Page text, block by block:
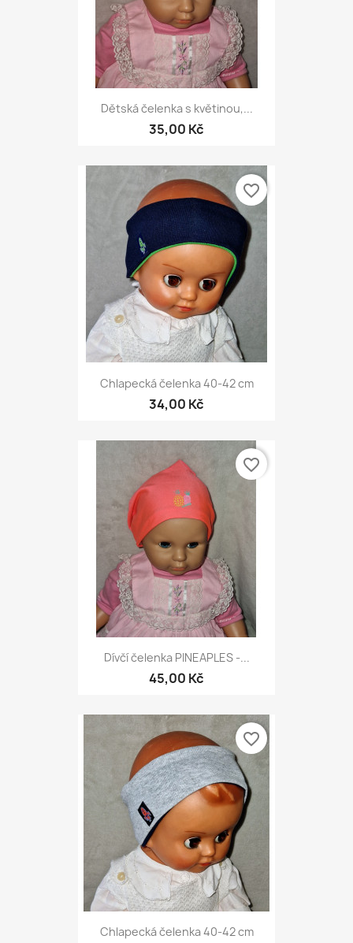
Dětská čelenka s květinou,...
35,00 Kč
Chlapecká čelenka 40-42 cm
34,00 Kč
favorite_border
Dívčí čelenka PINEAPLES -...
45,00 Kč
favorite_border
Chlapecká čelenka 40-42 cm
favorite_border